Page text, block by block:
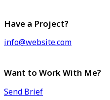
Have a Project?
info@website.com
Want to Work With Me?
Send Brief